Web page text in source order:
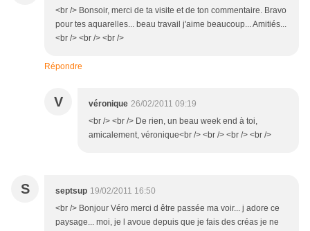
<br /> Bonsoir, merci de ta visite et de ton commentaire. Bravo
pour tes aquarelles... beau travail j'aime beaucoup... Amitiés...
<br /> <br /> <br />
Répondre
V véronique 26/02/2011 09:19
<br /> <br /> De rien, un beau week end à toi,
amicalement, véronique<br /> <br /> <br /> <br />
S septsup 19/02/2011 16:50
<br /> Bonjour Véro merci d être passée ma voir... j adore ce
paysage... moi, je l avoue depuis que je fais des créas je ne